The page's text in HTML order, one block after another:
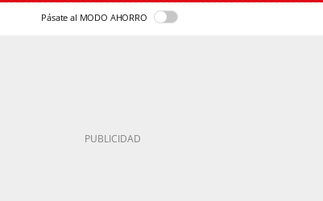
Pásate al MODO AHORRO